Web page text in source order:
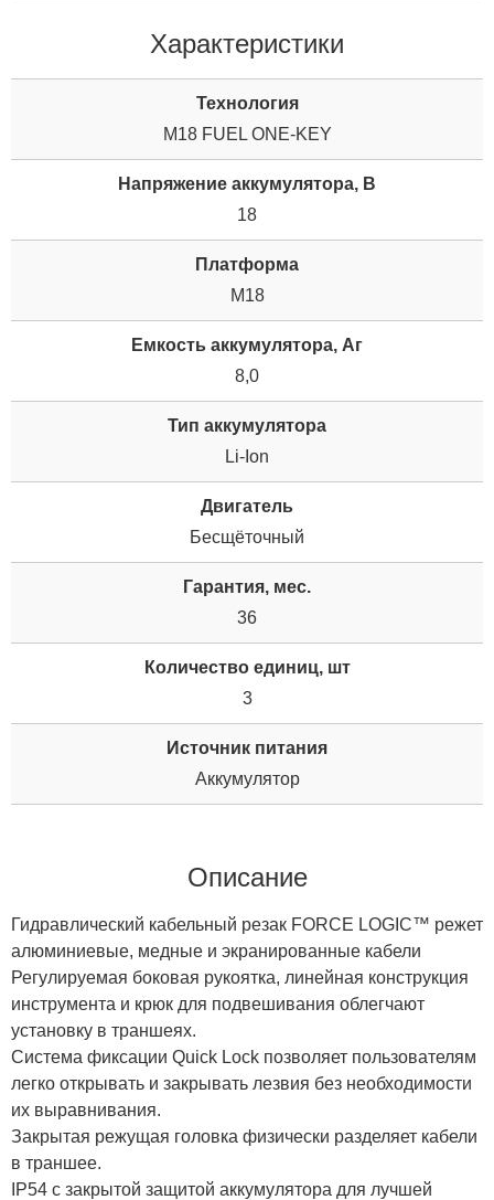
Характеристики
Технология
M18 FUEL ONE-KEY
Напряжение аккумулятора, В
18
Платформа
M18
Емкость аккумулятора, Аг
8,0
Тип аккумулятора
Li-Ion
Двигатель
Бесщёточный
Гарантия, мес.
36
Количество единиц, шт
3
Источник питания
Аккумулятор
Описание
Гидравлический кабельный резак FORCE LOGIC™ режет
алюминиевые, медные и экранированные кабели
Регулируемая боковая рукоятка, линейная конструкция
инструмента и крюк для подвешивания облегчают
установку в траншеях.
Система фиксации Quick Lock позволяет пользователям
легко открывать и закрывать лезвия без необходимости
их выравнивания.
Закрытая режущая головка физически разделяет кабели
в траншее.
IP54 с закрытой защитой аккумулятора для лучшей